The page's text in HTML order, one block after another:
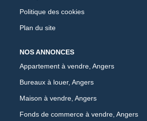
Politique des cookies
Plan du site
NOS ANNONCES
Appartement à vendre, Angers
Bureaux à louer, Angers
Maison à vendre, Angers
Fonds de commerce à vendre, Angers